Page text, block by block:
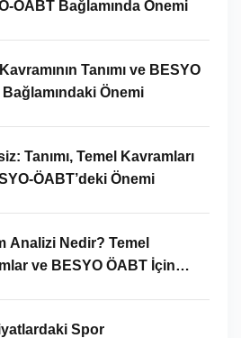
ÖABT Bağlamında Önemi
Tanımı ve BESYO
Önemi
Tanımı, Temel Kavramları
ÖABT’deki Önemi
Analizi Nedir? Temel
ve BESYO ÖABT İçin
Spor